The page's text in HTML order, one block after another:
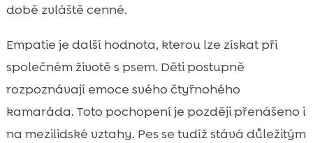
době zvláště cenné.
Empatie je další hodnota, kterou lze získat při
společném životě s psem. Děti postupně
rozpoznávají emoce svého čtyřnohého
kamaráda. Toto pochopení je později přenášeno i
na mezilidské vztahy. Pes se tudíž stává důležitým